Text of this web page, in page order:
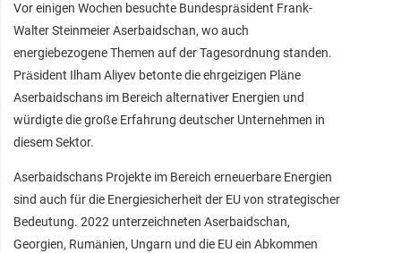
Vor einigen Wochen besuchte Bundespräsident Frank-
Walter Steinmeier Aserbaidschan, wo auch
energiebezogene Themen auf der Tagesordnung standen.
Präsident Ilham Aliyev betonte die ehrgeizigen Pläne
Aserbaidschans im Bereich alternativer Energien und
würdigte die große Erfahrung deutscher Unternehmen in
diesem Sektor.
Aserbaidschans Projekte im Bereich erneuerbare Energien
sind auch für die Energiesicherheit der EU von strategischer
Bedeutung. 2022 unterzeichneten Aserbaidschan,
Georgien, Rumänien, Ungarn und die EU ein Abkommen